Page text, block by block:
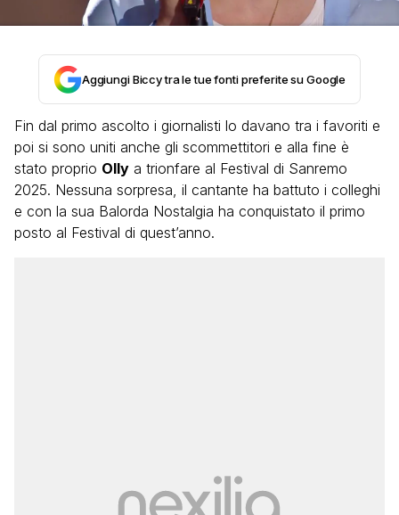
Aggiungi Biccy tra le tue fonti preferite su Google
Fin dal primo ascolto i giornalisti lo davano tra i favoriti e
poi si sono uniti anche gli scommettitori e alla fine è
stato proprio Olly a trionfare al Festival di Sanremo
2025. Nessuna sorpresa, il cantante ha battuto i colleghi
e con la sua Balorda Nostalgia ha conquistato il primo
posto al Festival di quest’anno.